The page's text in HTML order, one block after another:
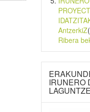
AntzerkiZ
Ribera
IRUNERO